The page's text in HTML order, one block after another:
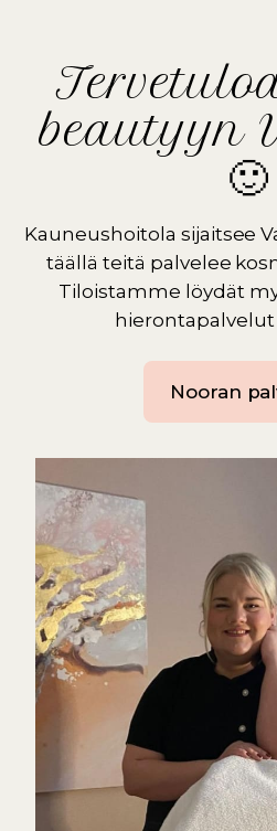
beautyyn
🙂
Kauneushoitola sijaitsee
täällä teitä palvelee
Tiloistamme löydät
hierontapalvelut
Nooran